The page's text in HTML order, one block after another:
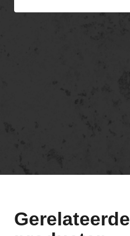
Gerelateerde